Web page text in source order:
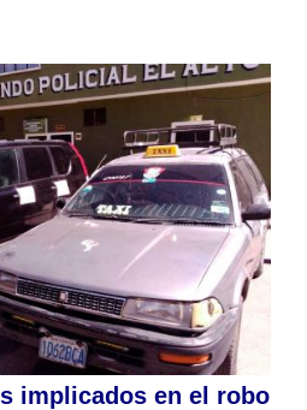
implicados en el robo